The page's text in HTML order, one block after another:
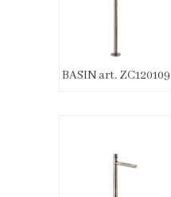
BASIN art. ZC120109